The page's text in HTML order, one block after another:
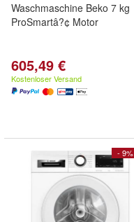
Waschmaschine Beko 7 kg
ProSmartâ?¢ Motor
605,49 €
Kostenloser Versand
- 9%